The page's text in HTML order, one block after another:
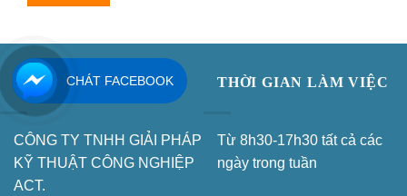
LIÊN HỆ
CÔNG TY TNHH GIẢI PHÁP
KỸ THUẬT CÔNG NGHIỆP
ACT.
THỜI GIAN LÀM VIỆC
Từ 8h30-17h30 tất cả các
ngày trong tuần
CHÁT FACEBOOK